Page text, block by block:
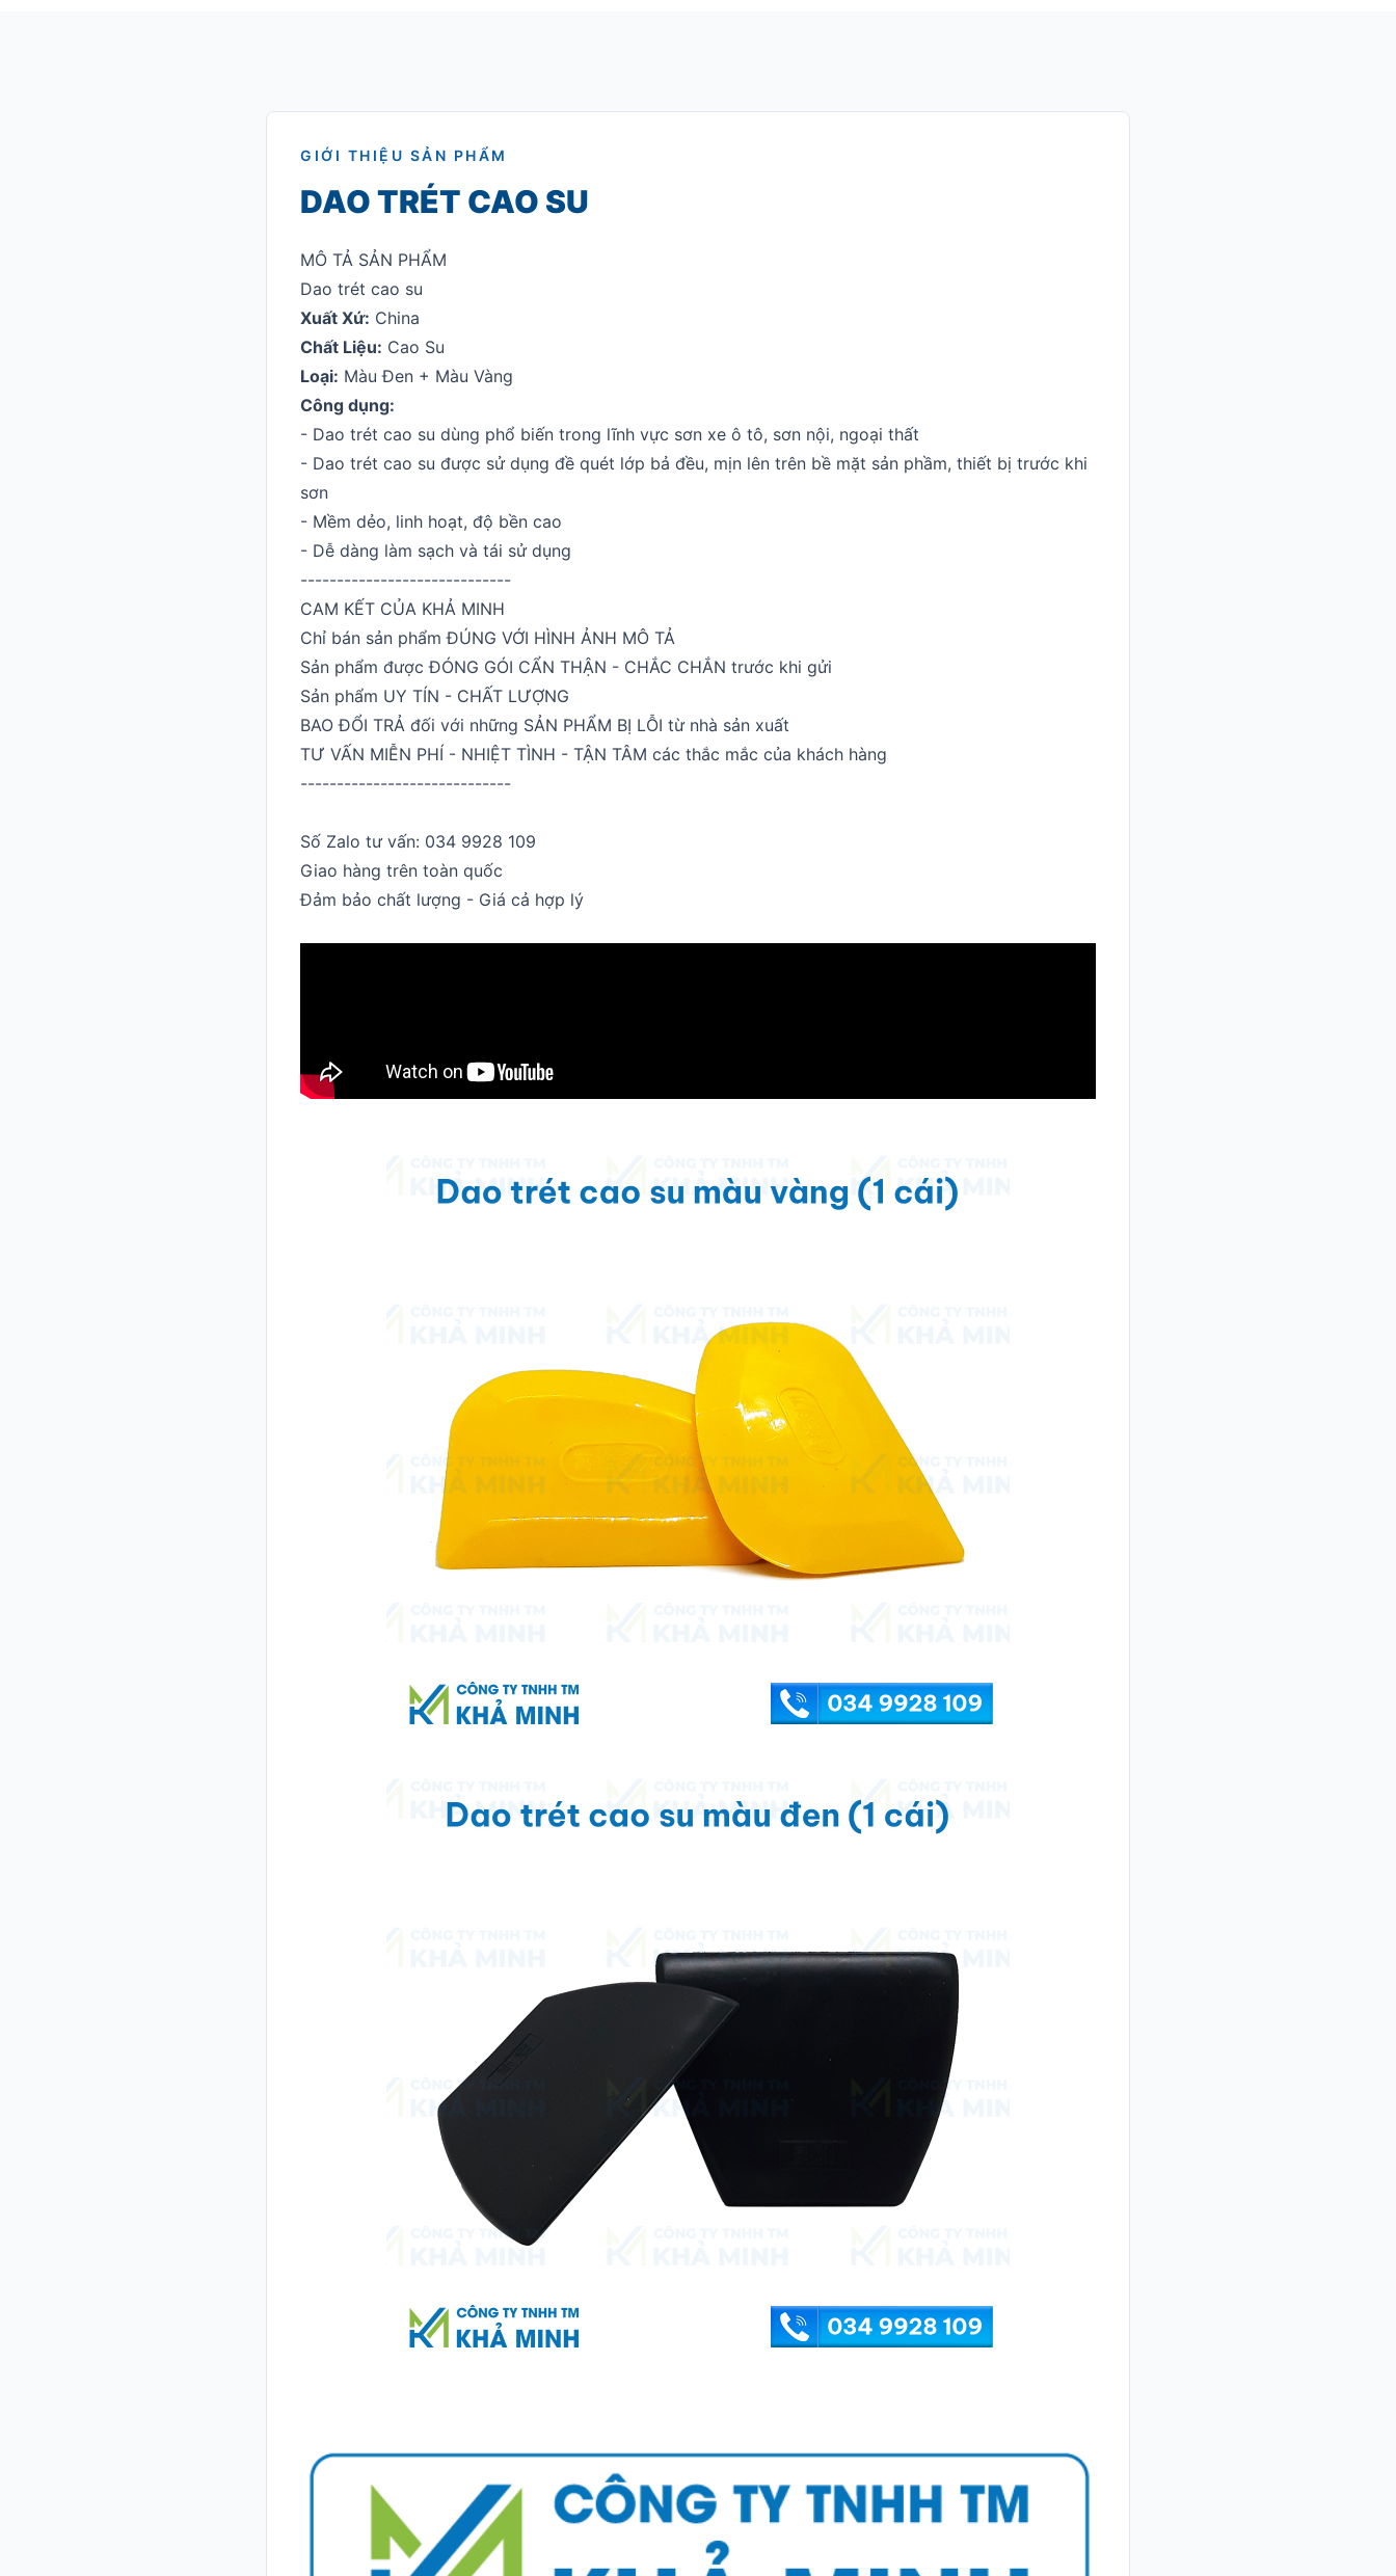
GIỚI THIỆU SẢN PHẨM
DAO TRÉT CAO SU
MÔ TẢ SẢN PHẨM
Dao trét cao su
Xuất Xứ: China
Chất Liệu: Cao Su
Loại: Màu Đen + Màu Vàng
Công dụng:
- Dao trét cao su dùng phổ biến trong lĩnh vực sơn xe ô tô, sơn nội, ngoại thất
- Dao trét cao su được sử dụng đề quét lớp bả đều, mịn lên trên bề mặt sản phầm, thiết bị trước khi
sơn
- Mềm dẻo, linh hoạt, độ bền cao
- Dễ dàng làm sạch và tái sử dụng
-----------------------------
CAM KẾT CỦA KHẢ MINH
Chỉ bán sản phẩm ĐÚNG VỚI HÌNH ẢNH MÔ TẢ
Sản phẩm được ĐÓNG GÓI CẨN THẬN - CHẮC CHẮN trước khi gửi
Sản phẩm UY TÍN - CHẤT LƯỢNG
BAO ĐỔI TRẢ đối với những SẢN PHẨM BỊ LỖI từ nhà sản xuất
TƯ VẤN MIỄN PHÍ - NHIỆT TÌNH - TẬN TÂM các thắc mắc của khách hàng
-----------------------------
Số Zalo tư vấn: 034 9928 109
Giao hàng trên toàn quốc
Đảm bảo chất lượng - Giá cả hợp lý